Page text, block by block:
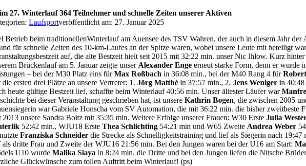
27. Winterlauf 364 Teilnehmer und schnelle Zeiten unserer Aktiven
Laufsportveröffentlicht am: 27. Januar 2025
Betrieb beim traditionellenWinterlauf am Auensee des TSV Wahren, der auch in diesem Jahr
für schnelle Zeiten des 10-km-Laufes an der Spitze waren, wobei unsere Leute mit beteiligt
auf, die alte Bestzeit hielt seit 2015 mit 32:22 min. unser Nic Ihlow. Kurz
Brückenlauf am 5. Januar zeigte unser Alexander Enge erneut starke Form, denn er wurde
– bei der M30 Platz eins fürMax Roßbach in 36:08 min., bei der M40 Rang 4 für
die ersten drei Plätze an unsere Vertreter: 1.Jörg Matthé in 37:57 min., 2.Jens Weniger in
heute gültige Bestzeit lief, schaffte beim Winterlauf 40:56 min. Unser ältester Läufer war
bei dieser Veranstaltung geschrieben hat, ist unsereKathrin Bogen, die zwischen 2005
war Gabriele Honscha vom SV Automation, die mit 36:22 min. die bisher
2013 unsere Sandra Boitz mit 35:35 min. Weitere Erfolge unserer Frauen: W30 ErsteJulia
52:42 min., WJU18 ErsteThea Schlichting 54:21 min und W65 Zweite Andrea Weber
Franziska Schneider die Strecke als Schnelligkeitstraining und lief als Siegerin nach
als dritte Frau und Zweite der WJU16 21:56 min. Bei den Jungen waren bei der U16 am Start:
U10 wurdeMalika Siaya in 8:24 min. die Dritte und bei den Jungen liefen die Nitsche
Glückwünsche zum tollen Auftritt beim Winterlauf! (ps)